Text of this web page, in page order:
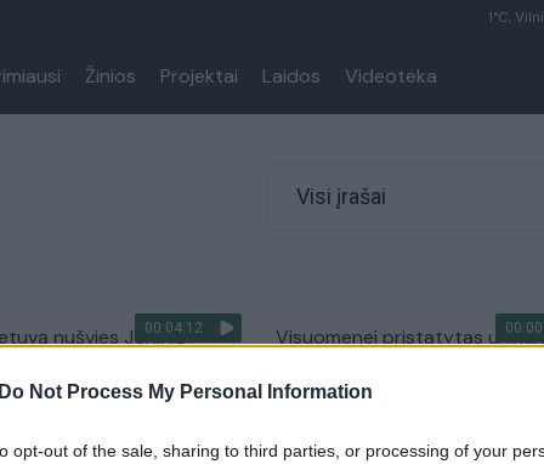
Do Not Process My Personal Information
opt-out of the sale, sharing to third parties, or processing of your
1°C,
Žinios Projektai Laidos Videoteka
Visi įrašai
00:04:12
nušvies Joninių
tikėjo protėviai
Visuomenei pristatytas
žmogaus protėvio kaukolė